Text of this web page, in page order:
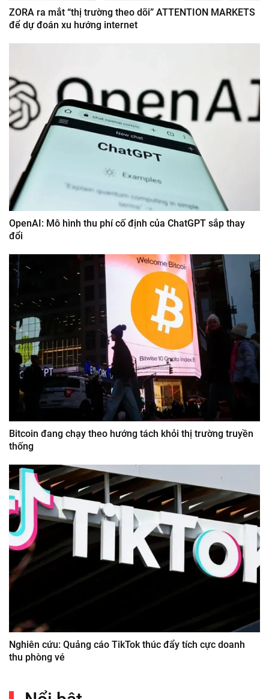
ZORA ra mắt “thị trường theo dõi” ATTENTION MARKETS
để dự đoán xu hướng internet
OpenAI: Mô hình thu phí cố định của ChatGPT sắp thay
đổi
Bitcoin đang chạy theo hướng tách khỏi thị trường truyền
thống
Nghiên cứu: Quảng cáo TikTok thúc đẩy tích cực doanh
thu phòng vé